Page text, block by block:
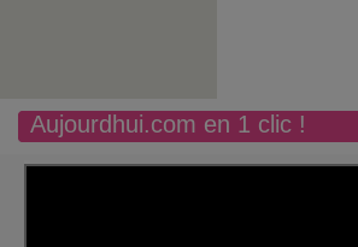
Aujourdhui.com en 1 clic !